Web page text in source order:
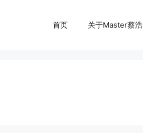
首页 关于Master蔡浩